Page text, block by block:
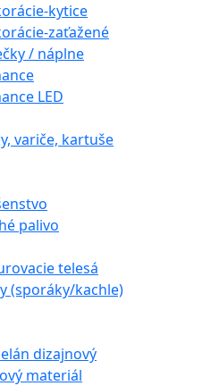
kytice
zaťažené
/ náplne
LED
variče, kartuše
palivo
telesá
(sporáky/kachle)
dizajnový
materiál